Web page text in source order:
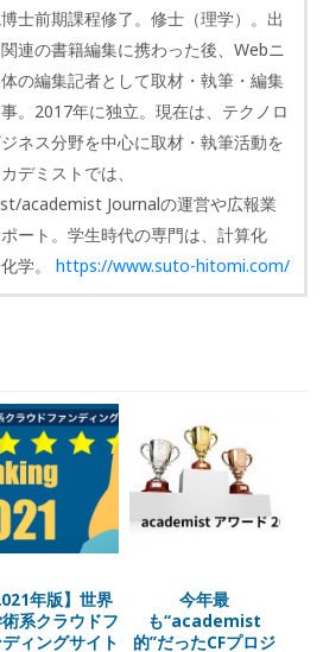
士前期課程修了。修士（理学）。出
連の書籍編集に携わった後、Webニ
体の編集記者として取材・執筆・編集
。2017年に独立。現在は、テクノロ
ネス分野を中心に取材・執筆活動を
デミストでは、
academist Journalの運営や広報業
ート。学生時代の専門は、計算化
学。https://www.suto-hitomi.com/
年版】世界
系クラウドフ
ディングサイト
今年最
も“academist
的”だったCFプロジ